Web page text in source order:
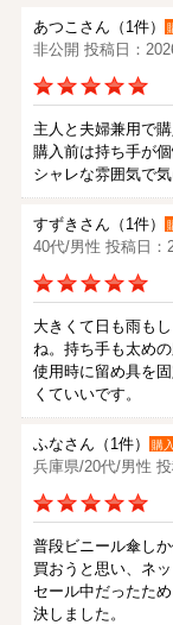
あつこさん（1件）
非公開 投稿日：
主人と夫婦兼用で購
購入前は持ち手が
シャレな雰囲気で
すずきさん（1件）
40代/男性 投稿日：
大きくて日も雨も
ね。持ち手も太め
使用時に留め具を
くていいです。
ふなさん（1件） 購
兵庫県/20代/男性
普段ビニール傘し
買おうと思い、ネ
セール中だったた
決しました。